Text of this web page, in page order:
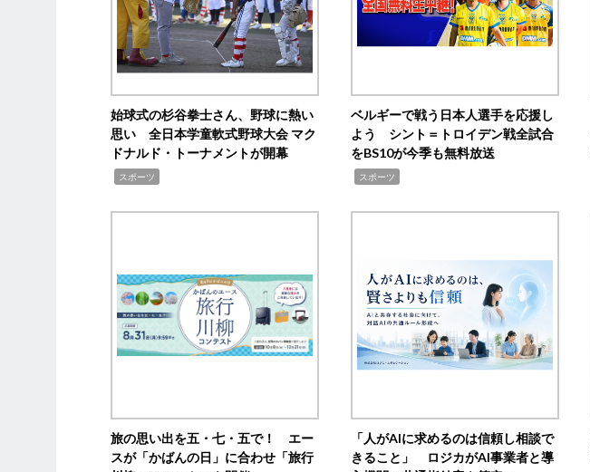
始球式の杉谷拳士さん、野球に熱い
思い 全日本学童軟式野球大会 マク
ドナルド・トーナメントが開幕
スポーツ
ベルギーで戦う日本人選手を応援し
よう シント＝トロイデン戦全試合
をBS10が今季も無料放送
スポーツ
旅の思い出を五・七・五で！ エー
スが「かばんの日」に合わせ「旅行
「人がAIに求めるのは信頼し相談で
きること」 ロジカがAI事業者と導